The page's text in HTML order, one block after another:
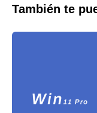
También te